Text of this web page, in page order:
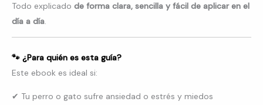
Todo explicado de forma clara, sencilla y fácil de aplicar en el
día a día.
🐾 ¿Para quién es esta guía?
Este ebook es ideal si:
✔ Tu perro o gato sufre ansiedad o estrés y miedos